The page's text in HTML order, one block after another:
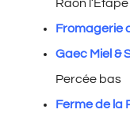
Raon l’Etape
Fromagerie
Gaec Miel &
Percée bas
Ferme de la